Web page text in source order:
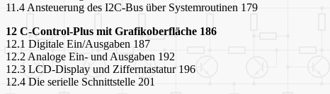
11.4 Ansteuerung des I2C-Bus über Systemroutinen 179
12 C-Control-Plus mit Grafikoberfläche 186
12.1 Digitale Ein/Ausgaben 187
12.2 Analoge Ein- und Ausgaben 192
12.3 LCD-Display und Zifferntastatur 196
12.4 Die serielle Schnittstelle 201